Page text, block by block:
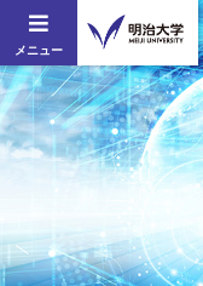
メニュー